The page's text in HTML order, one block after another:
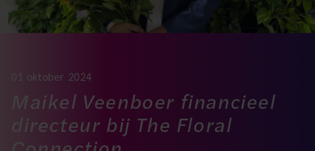
01 oktober 2024
Maikel Veenboer financieel
directeur bij The Floral